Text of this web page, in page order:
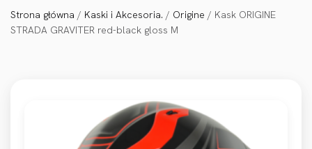
Strona główna / Kaski i Akcesoria. / Origine / Kask ORIGINE
STRADA GRAVITER red-black gloss M